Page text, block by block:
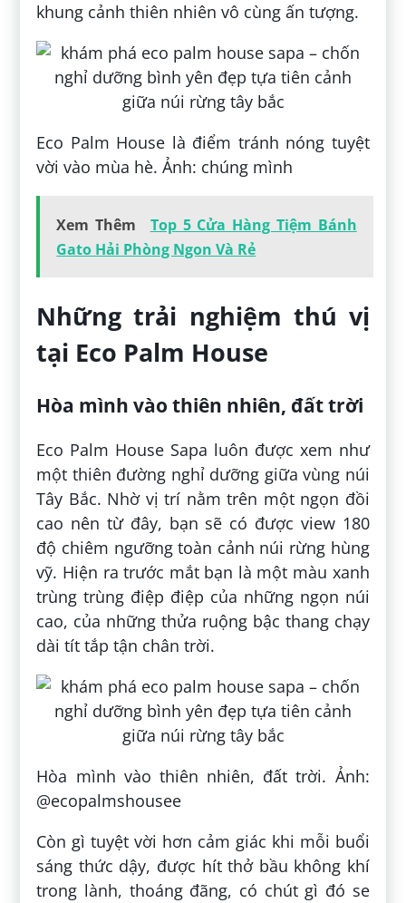
khung cảnh thiên nhiên vô cùng ấn tượng.
Eco Palm House là điểm tránh nóng tuyệt
vời vào mùa hè. Ảnh: chúng mình
Xem Thêm
Top 5 Cửa Hàng Tiệm Bánh
Gato Hải Phòng Ngon Và Rẻ
Những trải nghiệm thú vị
tại Eco Palm House
Hòa mình vào thiên nhiên, đất trời
Eco Palm House Sapa luôn được xem như
một thiên đường nghỉ dưỡng giữa vùng núi
Tây Bắc. Nhờ vị trí nằm trên một ngọn đồi
cao nên từ đây, bạn sẽ có được view 180
độ chiêm ngưỡng toàn cảnh núi rừng hùng
vỹ. Hiện ra trước mắt bạn là một màu xanh
trùng trùng điệp điệp của những ngọn núi
cao, của những thửa ruộng bậc thang chạy
dài tít tắp tận chân trời.
Hòa mình vào thiên nhiên, đất trời. Ảnh:
@ecopalmshousee
Còn gì tuyệt vời hơn cảm giác khi mỗi buổi
sáng thức dậy, được hít thở bầu không khí
trong lành, thoáng đãng, có chút gì đó se